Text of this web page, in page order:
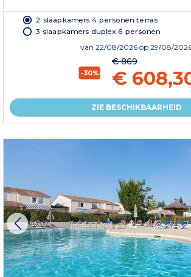
2 slaapkamers 4 personen terras
3 slaapkamers duplex 6 personen
van 22/08/2026 op 29/08/
-30%
€ 869
€
ZIE BESCHIKBAARHEID